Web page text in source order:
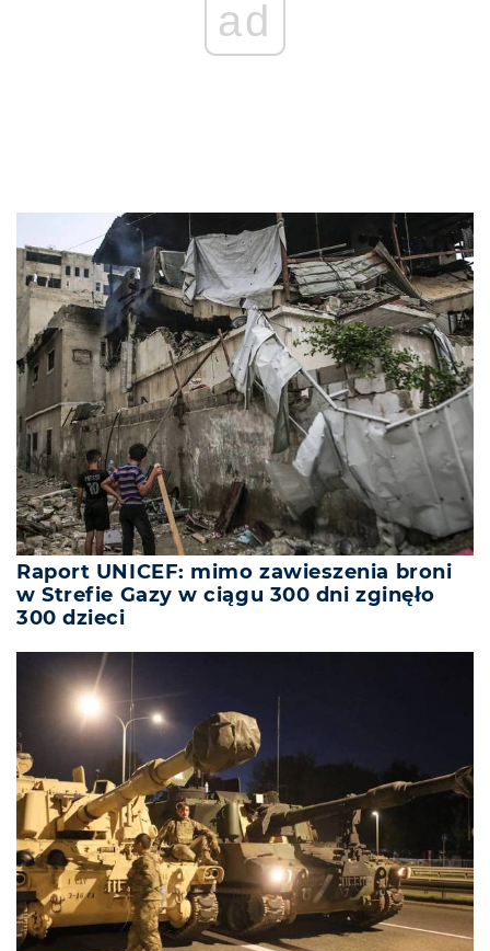
Raport UNICEF: mimo zawieszenia broni
w Strefie Gazy w ciągu 300 dni zginęło
300 dzieci